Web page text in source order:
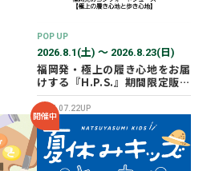
POP UP
2026.8.1(土) 〜 2026.8.23(日)
福岡発・極上の履き心地をお届
けする『H.P.S.』期間限定販売
会を開催✨
2026.07.22UP
開催中